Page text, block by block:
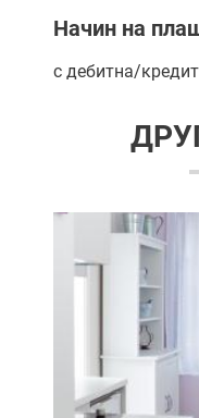
Начин на
с дебитна/